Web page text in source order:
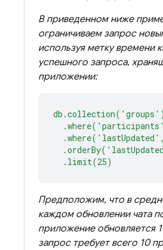
В приведенном ниже
ограничиваем запрос
используя метку времени
успешного запроса,
приложении:
db.collection('groups')
.where('lastUpdated',
.limit(25)
Предположим, что в
каждом обновлении чата
приложение обновляется
запрос требует всего 10